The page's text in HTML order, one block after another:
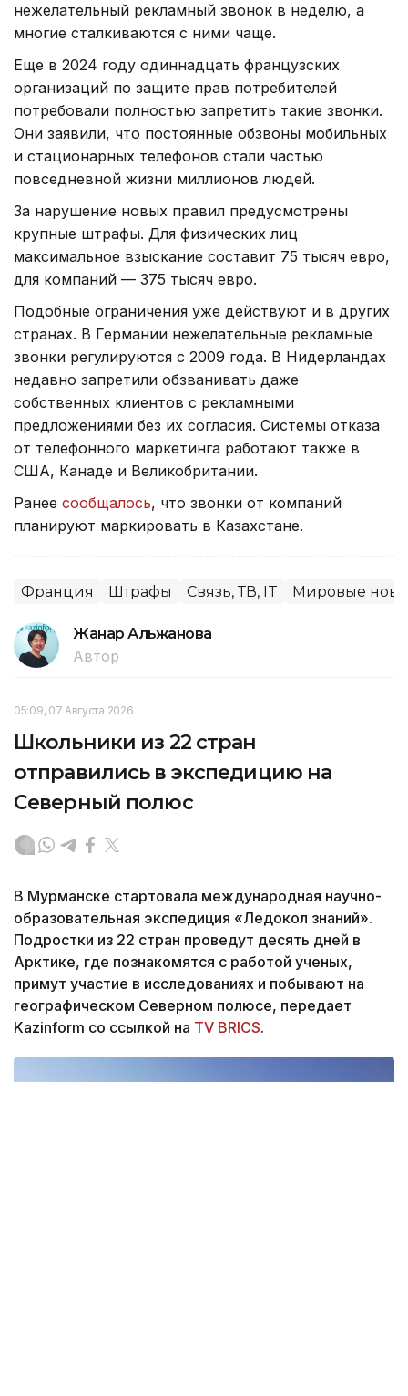
нежелательный рекламный звонок в неделю, а
многие сталкиваются с ними чаще.
Еще в 2024 году одиннадцать французских
организаций по защите прав потребителей
потребовали полностью запретить такие звонки.
Они заявили, что постоянные обзвоны мобильных
и стационарных телефонов стали частью
повседневной жизни миллионов людей.
За нарушение новых правил предусмотрены
крупные штрафы. Для физических лиц
максимальное взыскание составит 75 тысяч евро,
для компаний — 375 тысяч евро.
Подобные ограничения уже действуют и в других
странах. В Германии нежелательные рекламные
звонки регулируются с 2009 года. В Нидерландах
недавно запретили обзванивать даже
собственных клиентов с рекламными
предложениями без их согласия. Системы отказа
от телефонного маркетинга работают также в
США, Канаде и Великобритании.
Ранее сообщалось, что звонки от компаний
планируют маркировать в Казахстане.
Франция Штрафы Связь, ТВ, IT Мировые
Жанар Альжанова
Автор
05:09, 07 Августа 2026
Школьники из 22 стран
отправились в экспедицию на
Северный полюс
В Мурманске стартовала международная научно-
образовательная экспедиция «Ледокол знаний».
Подростки из 22 стран проведут десять дней в
Арктике, где познакомятся с работой ученых,
примут участие в исследованиях и побывают на
географическом Северном полюсе, передает
Kazinform со ссылкой на TV BRICS.